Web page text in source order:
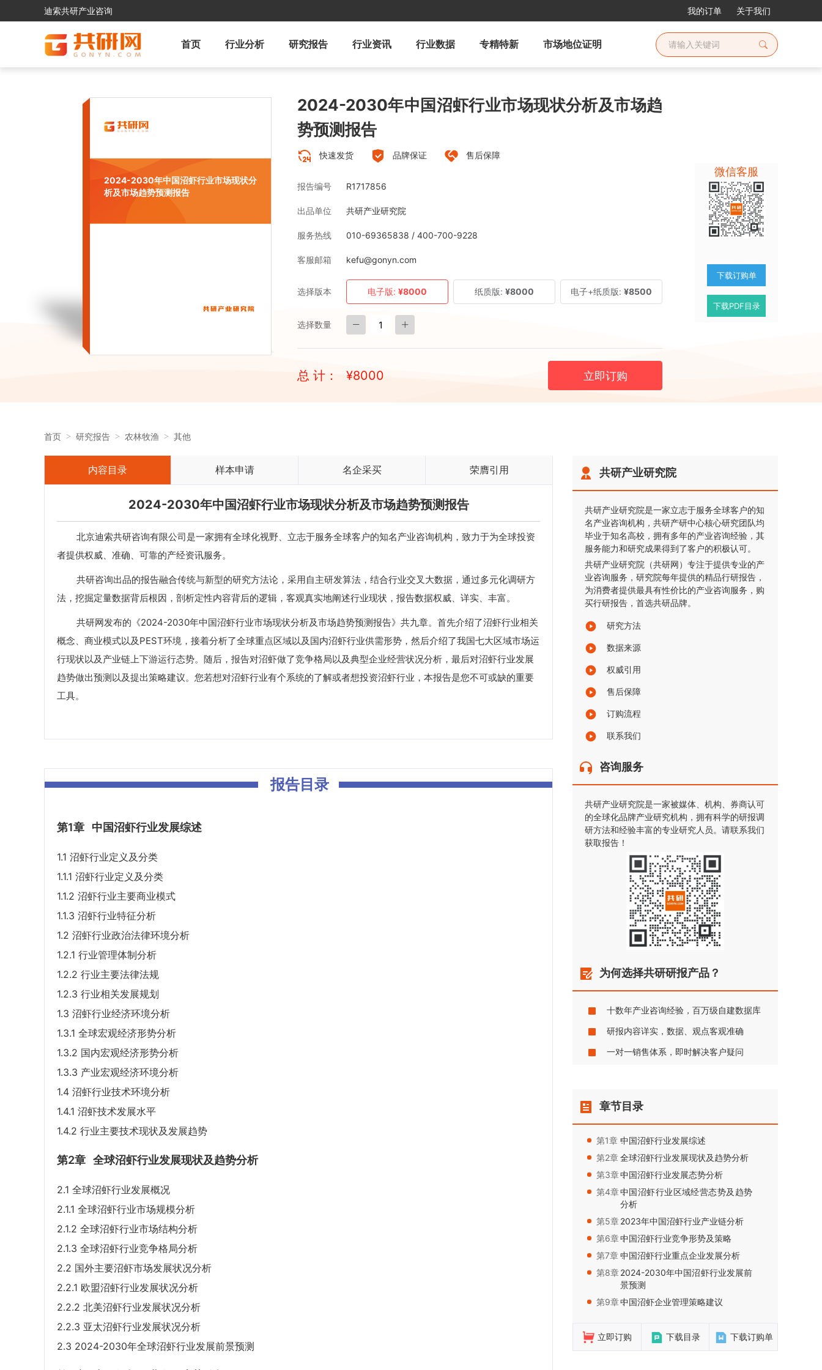
迪索共研产业咨询 我的订单 关于我们
首页 行业分析 研究报告 行业资讯 行业数据 专精特新 市场地位证明
2024-2030年中国沼虾行业市场现状分
析及市场趋势预测报告
2024-2030年中国沼虾行业市场现状分析及市场趋
势预测报告
快速发货 品牌保证 售后保障
报告编号 R1717856
出品单位 共研产业研究院
服务热线 010-69365838 / 400-700-9228
客服邮箱 kefu@gonyn.com
选择版本 电子版: ¥8000 纸质版: ¥8000 电子+纸质版: ¥8500
选择数量
总 计： ¥8000 立即订购
微信客服
下载订购单
下载PDF目录
首页 研究报告 农林牧渔 其他
内容目录 样本申请 名企采买 荣膺引用
2024-2030年中国沼虾行业市场现状分析及市场趋势预测报告
北京迪索共研咨询有限公司是一家拥有全球化视野、立志于服务全球客户的知名产业咨询机构，致力于为全球投资
者提供权威、准确、可靠的产经资讯服务。
共研咨询出品的报告融合传统与新型的研究方法论，采用自主研发算法，结合行业交叉大数据，通过多元化调研方
法，挖掘定量数据背后根因，剖析定性内容背后的逻辑，客观真实地阐述行业现状，报告数据权威、详实、丰富。
共研网发布的《2024-2030年中国沼虾行业市场现状分析及市场趋势预测报告》共九章。首先介绍了沼虾行业相关
概念、商业模式以及PEST环境，接着分析了全球重点区域以及国内沼虾行业供需形势，然后介绍了我国七大区域市场运
行现状以及产业链上下游运行态势。随后，报告对沼虾做了竞争格局以及典型企业经营状况分析，最后对沼虾行业发展
趋势做出预测以及提出策略建议。您若想对沼虾行业有个系统的了解或者想投资沼虾行业，本报告是您不可或缺的重要
工具。
报告目录
第1章 中国沼虾行业发展综述
1.1 沼虾行业定义及分类
1.1.1 沼虾行业定义及分类
1.1.2 沼虾行业主要商业模式
1.1.3 沼虾行业特征分析
1.2 沼虾行业政治法律环境分析
1.2.1 行业管理体制分析
1.2.2 行业主要法律法规
1.2.3 行业相关发展规划
1.3 沼虾行业经济环境分析
1.3.1 全球宏观经济形势分析
1.3.2 国内宏观经济形势分析
1.3.3 产业宏观经济环境分析
1.4 沼虾行业技术环境分析
1.4.1 沼虾技术发展水平
1.4.2 行业主要技术现状及发展趋势
第2章 全球沼虾行业发展现状及趋势分析
2.1 全球沼虾行业发展概况
2.1.1 全球沼虾行业市场规模分析
2.1.2 全球沼虾行业市场结构分析
2.1.3 全球沼虾行业竞争格局分析
2.2 国外主要沼虾市场发展状况分析
2.2.1 欧盟沼虾行业发展状况分析
2.2.2 北美沼虾行业发展状况分析
2.2.3 亚太沼虾行业发展状况分析
2.3 2024-2030年全球沼虾行业发展前景预测
共研产业研究院
共研产业研究院是一家立志于服务全球客户的知
名产业咨询机构，共研产研中心核心研究团队均
毕业于知名高校，拥有多年的产业咨询经验，其
服务能力和研究成果得到了客户的积极认可。
共研产业研究院（共研网）专注于提供专业的产
业咨询服务，研究院每年提供的精品行研报告，
为消费者提供最具有性价比的产业咨询服务，购
买行研报告，首选共研品牌。
研究方法
数据来源
权威引用
售后保障
订购流程
联系我们
咨询服务
共研产业研究院是一家被媒体、机构、券商认可
的全球化品牌产业研究机构，拥有科学的研报调
研方法和经验丰富的专业研究人员。请联系我们
获取报告！
为何选择共研研报产品？
十数年产业咨询经验，百万级自建数据库
研报内容详实，数据、观点客观准确
一对一销售体系，即时解决客户疑问
章节目录
第1章：中国沼虾行业发展综述
第2章：全球沼虾行业发展现状及趋势分析
第3章：中国沼虾行业发展态势分析
第4章：中国沼虾行业区域经营态势及趋势
分析
第5章：2023年中国沼虾行业产业链分析
第6章：中国沼虾行业竞争形势及策略
第7章：中国沼虾行业重点企业发展分析
第8章：2024-2030年中国沼虾行业发展前
景预测
第9章：中国沼虾企业管理策略建议
立即订购 下载目录 下载订购单